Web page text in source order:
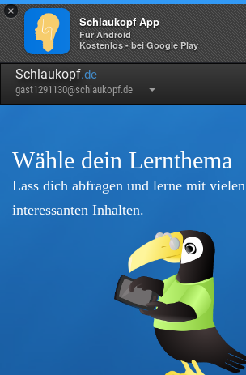
×
Schlaukopf App
Für Android
Kostenlos - bei Google Play
Schlaukopf.de
gast1291130@schlaukopf.de
Wähle dein Lernthema
Lass dich abfragen und lerne mit vielen
interessanten Inhalten.